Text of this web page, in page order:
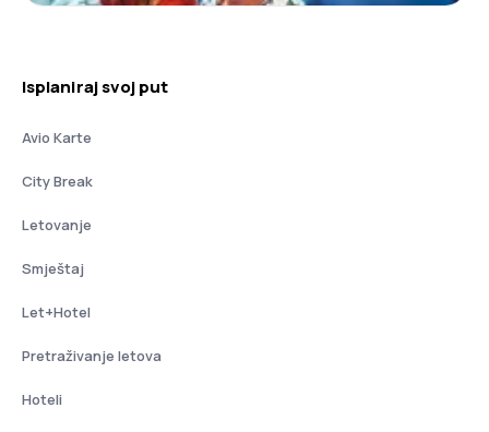
Isplaniraj svoj put
Avio Karte
City Break
Letovanje
Smještaj
Let+Hotel
Pretraživanje letova
Hoteli